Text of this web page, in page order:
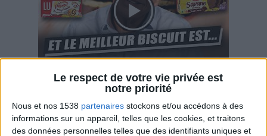
Le respect de votre vie privée est
notre priorité
Nous et nos 1538 partenaires stockons et/ou accédons à des
informations sur un appareil, telles que les cookies, et traitons
des données personnelles telles que des identifiants uniques et
Savane, LU, Pepito, Harrys... Que valent vraiment
ces gâteaux ?